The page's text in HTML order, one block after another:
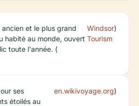
ancien et le plus grand
habité au monde, ouvert
toute l'année. (
Windsor
Tourism
)
ses
étoilés au
en.wikivoyage.org)